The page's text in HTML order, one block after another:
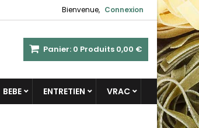
Bienvenue, Connexion
Panier: 0 Produits 0,00 €
BEBE ENTRETIEN VRAC